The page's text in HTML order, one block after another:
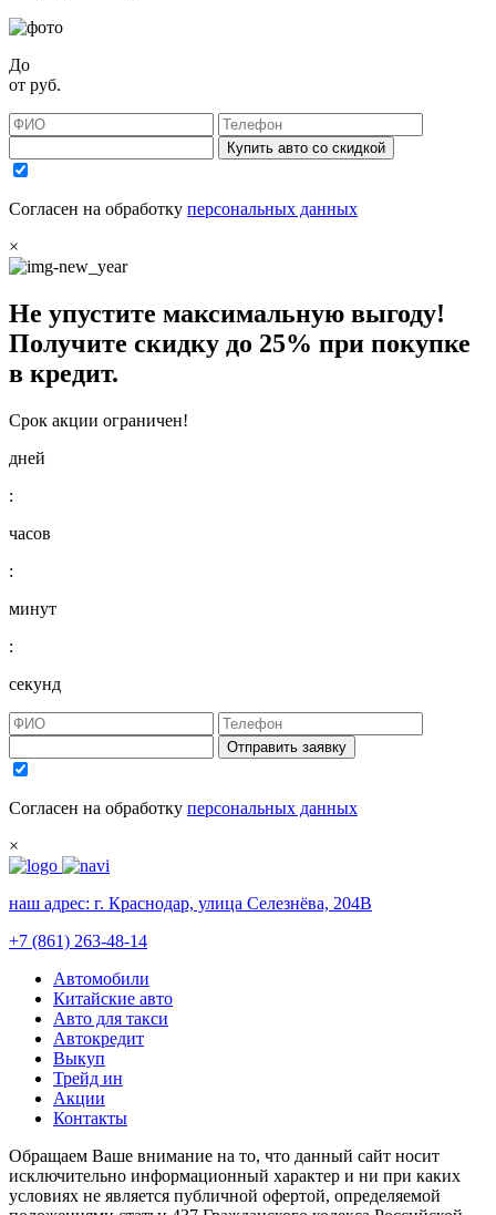
До
от руб.
Купить авто со скидкой
Согласен на обработку персональных данных
×
Не упустите максимальную выгоду!
Получите скидку до 25% при покупке
в кредит.
Срок акции ограничен!
дней
:
часов
:
минут
:
секунд
Отправить заявку
Согласен на обработку персональных данных
×
наш адрес: г. Краснодар, улица Селезнёва, 204В
+7 (861) 263-48-14
Автомобили
Китайские авто
Авто для такси
Автокредит
Выкуп
Трейд ин
Акции
Контакты
Обращаем Ваше внимание на то, что данный сайт носит
исключительно информационный характер и ни при каких
условиях не является публичной офертой, определяемой